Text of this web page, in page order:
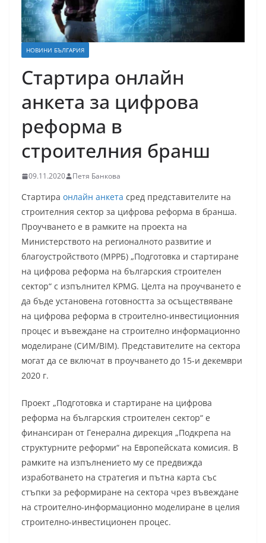
НОВИНИ БЪЛГАРИЯ
Стартира онлайн
анкета за цифрова
реформа в
строителния бранш
09.11.2020 Петя Банкова
Стартира онлайн анкета сред представителите на
строителния сектор за цифрова реформа в бранша.
Проучването е в рамките на проекта на
Министерството на регионалното развитие и
благоустройството (МРРБ) „Подготовка и стартиране
на цифрова реформа на българския строителен
сектор“ с изпълнител KPMG. Целта на проучването е
да бъде установена готовността за осъществяване
на цифрова реформа в строително-инвестиционния
процес и въвеждане на строително информационно
моделиране (СИМ/BIM). Представителите на сектора
могат да се включат в проучването до 15-и декември
2020 г.
Проект „Подготовка и стартиране на цифрова
реформа на българския строителен сектор“ е
финансиран от Генерална дирекция „Подкрепа на
структурните реформи“ на Европейската комисия. В
рамките на изпълнението му се предвижда
изработването на стратегия и пътна карта със
стъпки за реформиране на сектора чрез въвеждане
на строително-информационно моделиране в целия
строително-инвестиционен процес.